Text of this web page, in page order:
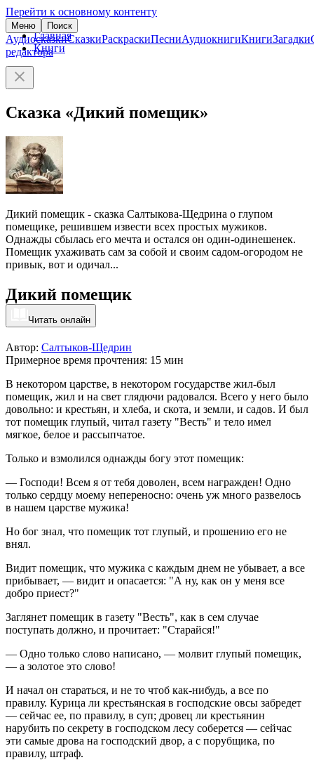
Перейти к основному контенту
Меню Поиск
АудиосказкиСказкиРаскраскиПесниАудиокнигиКнигиЗагадки
редактора
Главная
Книги
Сказка «Дикий помещик»
Дикий помещик - сказка Салтыкова-Щедрина о глупом
помещике, решившем извести всех простых мужиков.
Однажды сбылась его мечта и остался он один-одинешенек.
Помещик ухаживать сам за собой и своим садом-огородом не
привык, вот и одичал...
Дикий помещик
Читать онлайн
Автор: Салтыков-Щедрин
Примерное время прочтения: 15 мин
В некотором царстве, в некотором государстве жил-был
помещик, жил и на свет глядючи радовался. Всего у него было
довольно: и крестьян, и хлеба, и скота, и земли, и садов. И был
тот помещик глупый, читал газету "Весть" и тело имел
мягкое, белое и рассыпчатое.
Только и взмолился однажды богу этот помещик:
— Господи! Всем я от тебя доволен, всем награжден! Одно
только сердцу моему непереносно: очень уж много развелось
в нашем царстве мужика!
Но бог знал, что помещик тот глупый, и прошению его не
внял.
Видит помещик, что мужика с каждым днем не убывает, а все
прибывает, — видит и опасается: "А ну, как он у меня все
добро приест?"
Заглянет помещик в газету "Весть", как в сем случае
поступать должно, и прочитает: "Старайся!"
— Одно только слово написано, — молвит глупый помещик,
— а золотое это слово!
И начал он стараться, и не то чтоб как-нибудь, а все по
правилу. Курица ли крестьянская в господские овсы забредет
— сейчас ее, по правилу, в суп; дровец ли крестьянин
нарубить по секрету в господском лесу соберется — сейчас
эти самые дрова на господский двор, а с порубщика, по
правилу, штраф.